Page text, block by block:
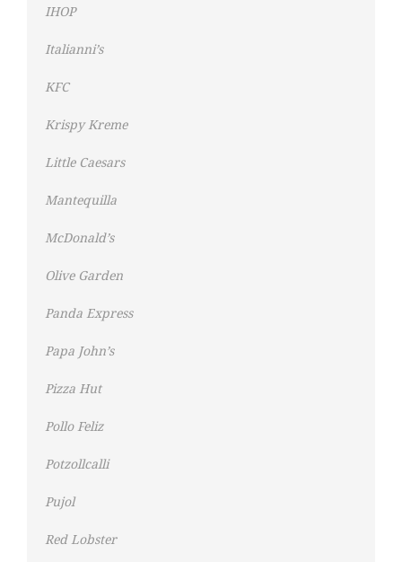
IHOP
Italianni’s
KFC
Krispy Kreme
Little Caesars
Mantequilla
McDonald’s
Olive Garden
Panda Express
Papa John’s
Pizza Hut
Pollo Feliz
Potzollcalli
Pujol
Red Lobster